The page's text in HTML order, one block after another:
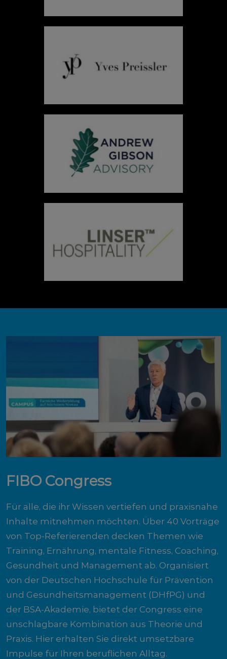
FIBO Congress
Für alle, die ihr Wissen vertiefen und praxisnahe
Inhalte mitnehmen möchten. Über 40 Vorträge
von Top-Referierenden decken Themen wie
Training, Ernährung, mentale Fitness, Coaching,
Gesundheit und Management ab. Organisiert
von der Deutschen Hochschule für Prävention
und Gesundheitsmanagement (DHfPG) und
der BSA-Akademie, bietet der Congress eine
unschlagbare Kombination aus Theorie und
Praxis. Hier erhalten Sie direkt umsetzbare
Impulse für Ihren beruflichen Alltag.